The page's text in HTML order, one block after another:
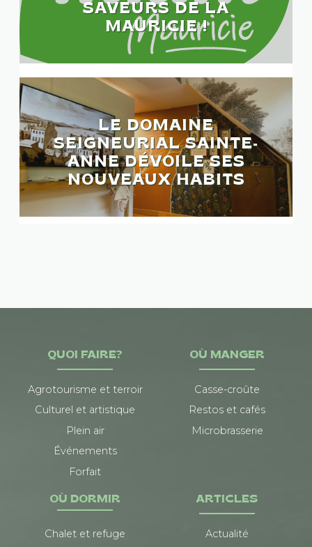
SAVEURS DE LA
MAURICIE !
LE DOMAINE
SEIGNEURIAL SAINTE-
ANNE DÉVOILE SES
NOUVEAUX HABITS
QUOI FAIRE?
Agrotourisme et terroir
Culturel et artistique
Plein air
Événements
Forfait
OÙ MANGER
Casse-croûte
Restos et cafés
Microbrasserie
OÙ DORMIR
Chalet et refuge
ARTICLES
Actualité